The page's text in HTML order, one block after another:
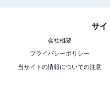
サイ
会社概要
プライバシーポリシー
当サイトの情報についての注意